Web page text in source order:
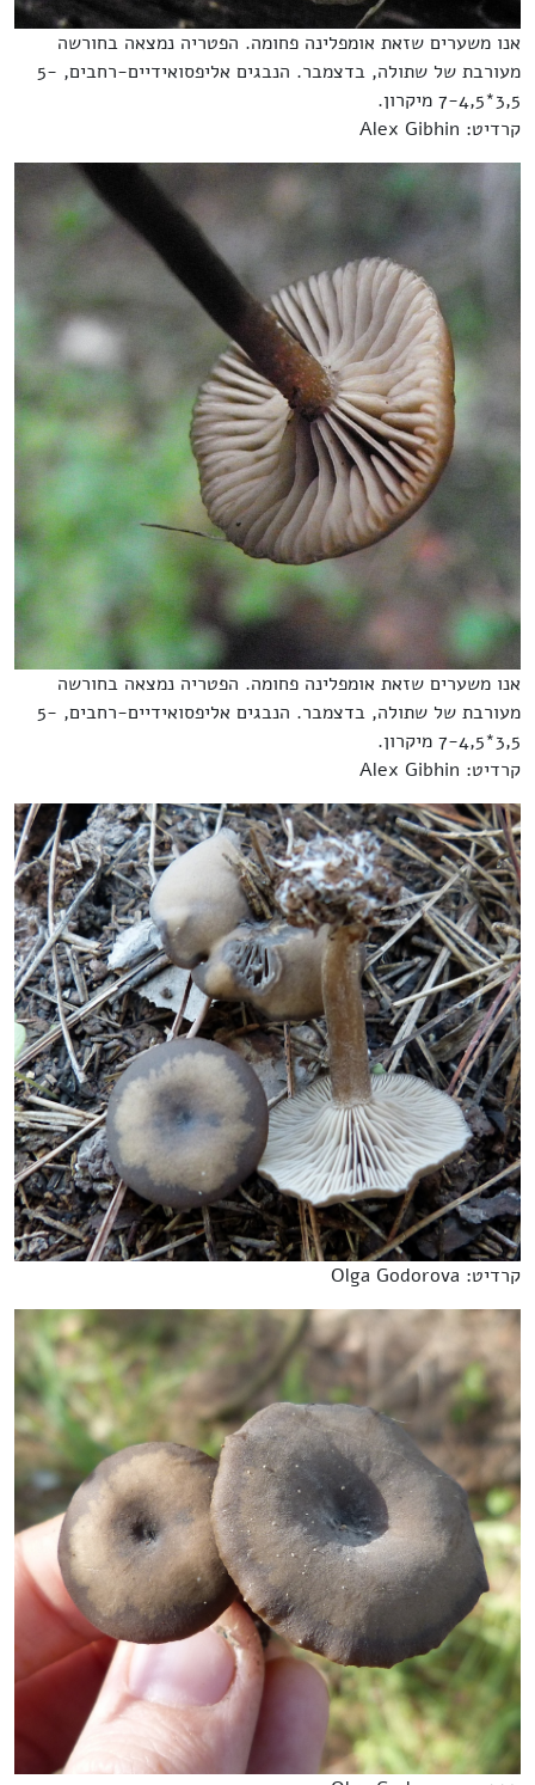
אנו משערים שזאת אומפלינה פחומה. הפטריה נמצאה בחורשה
מעורבת של שתולה, בדצמבר. הנבגים אליפסואידיים-רחבים, 5-
3,5*7-4,5 מיקרון.
קרדיט: Alex Gibhin
אנו משערים שזאת אומפלינה פחומה. הפטריה נמצאה בחורשה
מעורבת של שתולה, בדצמבר. הנבגים אליפסואידיים-רחבים, 5-
3,5*7-4,5 מיקרון.
קרדיט: Alex Gibhin
קרדיט: Olga Godorova